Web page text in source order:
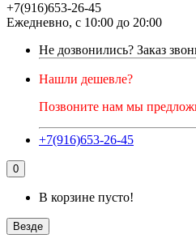
+7(916)653-26-45
Ежедневно, с 10:00 до 20:00
Не дозвонились? Заказ
Нашли дешевле?
Позвоните нам мы
+7(916)653-26-45
0
В корзине пусто!
Везде